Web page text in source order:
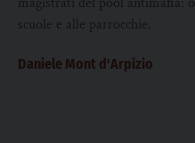
scuole e alle parrocchie.
Daniele Mont d'Arpizio